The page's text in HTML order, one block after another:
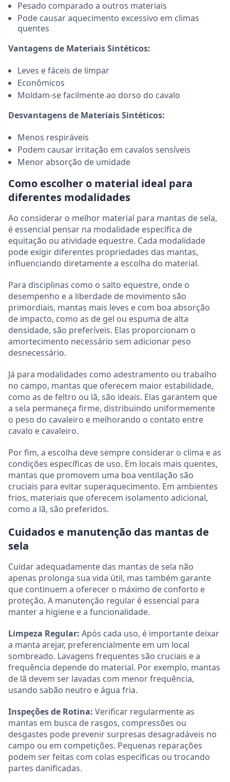
Pesado comparado a outros materiais
Pode causar aquecimento excessivo em climas
quentes
Vantagens de Materiais Sintéticos:
Leves e fáceis de limpar
Econômicos
Moldam-se facilmente ao dorso do cavalo
Desvantagens de Materiais Sintéticos:
Menos respiráveis
Podem causar irritação em cavalos sensíveis
Menor absorção de umidade
Como escolher o material ideal para
diferentes modalidades
Ao considerar o melhor material para mantas de sela,
é essencial pensar na modalidade específica de
equitação ou atividade equestre. Cada modalidade
pode exigir diferentes propriedades das mantas,
influenciando diretamente a escolha do material.
Para disciplinas como o salto equestre, onde o
desempenho e a liberdade de movimento são
primordiais, mantas mais leves e com boa absorção
de impacto, como as de gel ou espuma de alta
densidade, são preferíveis. Elas proporcionam o
amortecimento necessário sem adicionar peso
desnecessário.
Já para modalidades como adestramento ou trabalho
no campo, mantas que oferecem maior estabilidade,
como as de feltro ou lã, são ideais. Elas garantem que
a sela permaneça firme, distribuindo uniformemente
o peso do cavaleiro e melhorando o contato entre
cavalo e cavaleiro.
Por fim, a escolha deve sempre considerar o clima e as
condições específicas de uso. Em locais mais quentes,
mantas que promovem uma boa ventilação são
cruciais para evitar superaquecimento. Em ambientes
frios, materiais que oferecem isolamento adicional,
como a lã, são preferidos.
Cuidados e manutenção das mantas de
sela
Cuidar adequadamente das mantas de sela não
apenas prolonga sua vida útil, mas também garante
que continuem a oferecer o máximo de conforto e
proteção. A manutenção regular é essencial para
manter a higiene e a funcionalidade.
Limpeza Regular: Após cada uso, é importante deixar
a manta arejar, preferencialmente em um local
sombreado. Lavagens frequentes são cruciais e a
frequência depende do material. Por exemplo, mantas
de lã devem ser lavadas com menor frequência,
usando sabão neutro e água fria.
Inspeções de Rotina: Verificar regularmente as
mantas em busca de rasgos, compressões ou
desgastes pode prevenir surpresas desagradáveis no
campo ou em competições. Pequenas reparações
podem ser feitas com colas específicas ou trocando
partes danificadas.